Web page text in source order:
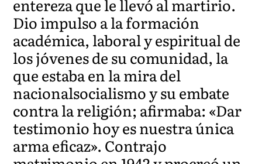
entereza que le llevó al martirio.
Dio impulso a la formación
académica, laboral y espiritual de
los jóvenes de su comunidad, la
que estaba en la mira del
nacionalsocialismo y su embate
contra la religión; afirmaba: «Dar
testimonio hoy es nuestra única
arma eficaz». Contrajo